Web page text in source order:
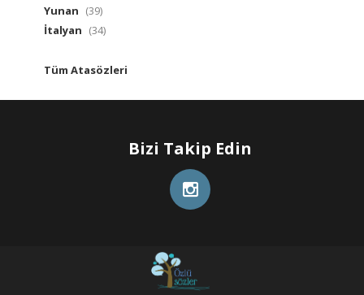
Yunan (39)
İtalyan (34)
Tüm Atasözleri
Bizi Takip Edin